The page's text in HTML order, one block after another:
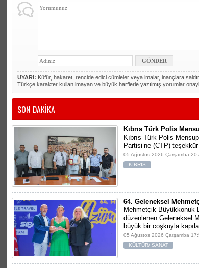
UYARI: Küfür, hakaret, rencide edici cümleler veya imalar, inançlara
Türkçe karakter kullanılmayan ve büyük harflerle yazılmış yorumlar
SON DAKİKA
Kıbrıs Türk Polis
Kıbrıs Türk Polis
Partisi’ne (CTP)
05 Ağustos 2026 Çarşamba
KIBRIS
64. Geleneksel
Mehmetçik Büyükkonuk
düzenlenen Geleneksel
büyük bir coşkuyla
05 Ağustos 2026 Çarşamba
KÜLTÜR/ SANAT